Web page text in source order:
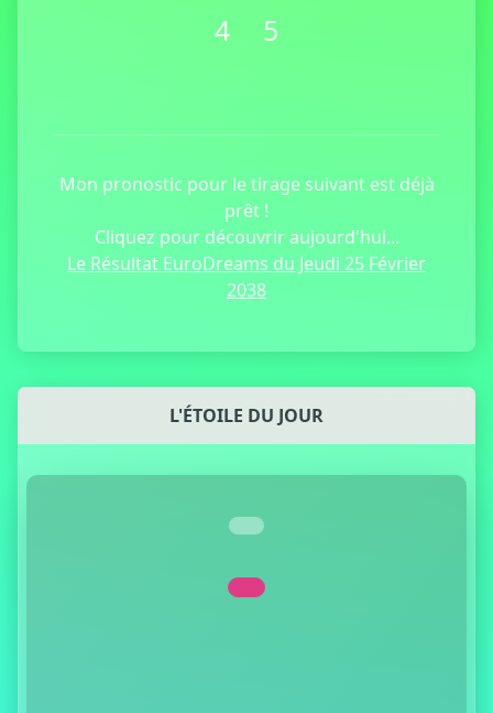
4
5
Mon pronostic pour le tirage suivant est déjà
prêt !
Cliquez pour découvrir aujourd'hui...
Le Résultat EuroDreams du Jeudi 25 Février
2038
L'ÉTOILE DU JOUR